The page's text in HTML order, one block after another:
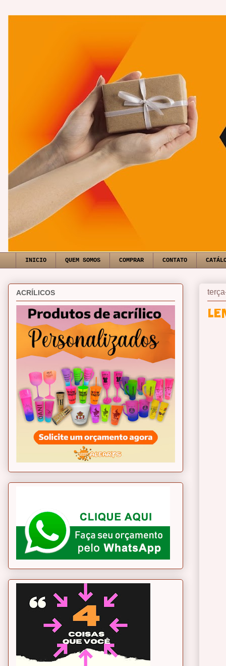
INICIO QUEM SOMOS COMPRAR CONTATO
ACRÍLICOS